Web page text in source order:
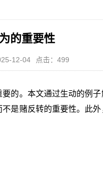
的重要性
12-04 点击：499
的。本文通过生动的例
是赌反转的重要性。此外